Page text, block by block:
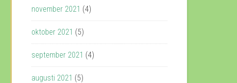
november 2021 (4)
oktober 2021 (5)
september 2021 (4)
augusti 2021 (5)